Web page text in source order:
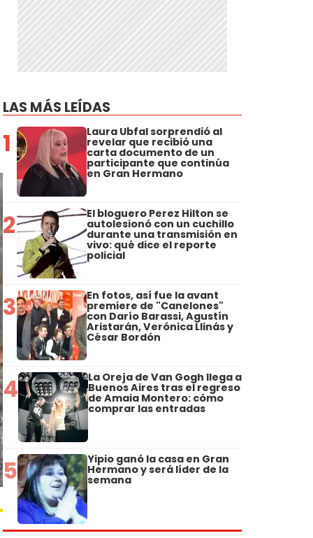
LAS MÁS LEÍDAS
1 Laura Ubfal sorprendió al
revelar que recibió una
carta documento de un
participante que continúa
en Gran Hermano
2 El bloguero Perez Hilton se
autolesionó con un cuchillo
durante una transmisión en
vivo: qué dice el reporte
policial
3 En fotos, así fue la avant
premiere de "Canelones"
con Darío Barassi, Agustín
Aristarán, Verónica Llinás y
César Bordón
4 La Oreja de Van Gogh llega a
Buenos Aires tras el regreso
de Amaia Montero: cómo
comprar las entradas
5 Yipio ganó la casa en Gran
Hermano y será líder de la
semana